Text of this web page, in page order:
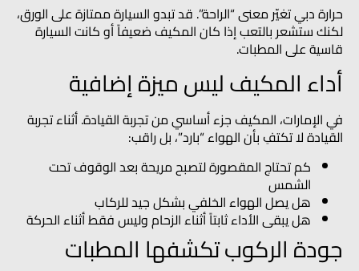
حرارة دبي تغيّر معنى “الراحة”. قد تبدو السيارة ممتازة على الورق،
لكنك ستشعر بالتعب إذا كان المكيف ضعيفاً أو كانت السيارة
قاسية على المطبات.
أداء المكيف ليس ميزة إضافية
في الإمارات، المكيف جزء أساسي من تجربة القيادة. أثناء تجربة
القيادة لا تكتفِ بأن الهواء “بارد”، بل راقب:
كم تحتاج المقصورة لتصبح مريحة بعد الوقوف تحت
الشمس
هل يصل الهواء الخلفي بشكل جيد للركاب
هل يبقى الأداء ثابتاً أثناء الزحام وليس فقط أثناء الحركة
جودة الركوب تكشفها المطبات